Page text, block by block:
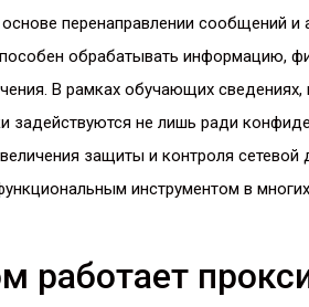
перенаправлении сообщений и
обрабатывать информацию,
В рамках обучающих сведениях,
задействуются не лишь ради
защиты и контроля сетевой
инструментом в
работает